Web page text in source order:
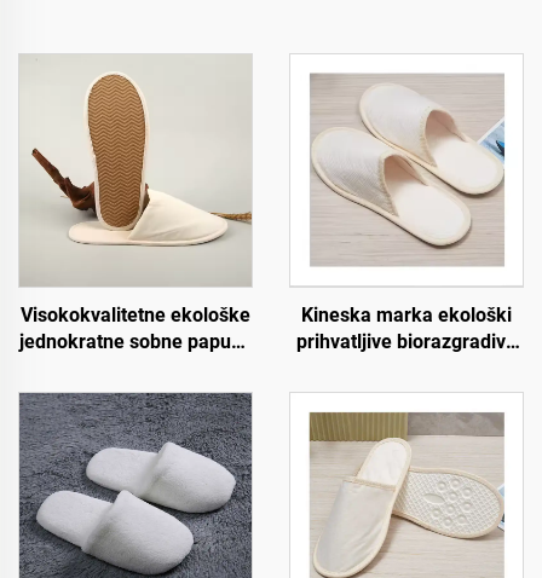
Visokokvalitetne ekološke
jednokratne sobne papuče
oblogom za goste
hotelskih soba
Kineska marka ekološki
prihvatljive biorazgradive
otvorene prednjice s
pulpom na đonu,
jednokratne papuče za
zrakoplovstvo